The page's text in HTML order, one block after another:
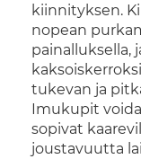
kiinnityksen.
nopean
painalluksella,
tukevan ja
Imukupit
sopivat
joustavuutta